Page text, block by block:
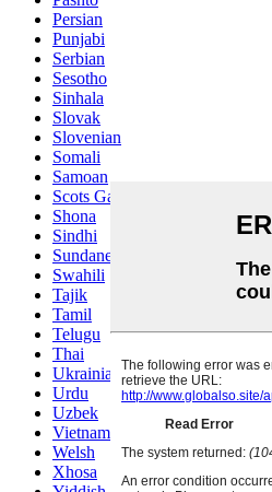
Persian
Punjabi
Serbian
Sesotho
Sinhala
Slovak
Slovenian
Somali
Samoan
Scots Gaelic
Shona
Sindhi
Sundanese
Swahili
Tajik
Tamil
Telugu
Thai
Ukrainian
Urdu
Uzbek
Vietnamese
Welsh
Xhosa